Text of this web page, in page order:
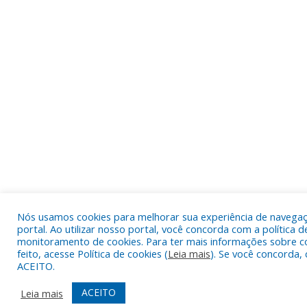
Nós usamos cookies para melhorar sua experiência de
portal. Ao utilizar nosso portal, você concorda com a política
monitoramento de cookies. Para ter mais informações sobre
feito, acesse Política de cookies (Leia mais). Se você concorda,
ACEITO.
Leia mais
ACEITO